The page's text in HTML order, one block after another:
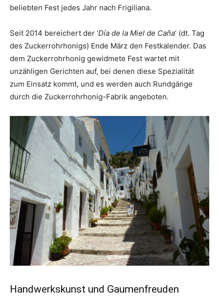
beliebten Fest jedes Jahr nach Frigiliana.
Seit 2014 bereichert der ‘Día de la Miel de Caña’ (dt. Tag
des Zuckerrohrhonigs) Ende März den Festkalender. Das
dem Zuckerrohrhonig gewidmete Fest wartet mit
unzähligen Gerichten auf, bei denen diese Spezialität
zum Einsatz kommt, und es werden auch Rundgänge
durch die Zuckerrohrhonig-Fabrik angeboten.
Handwerkskunst und Gaumenfreuden